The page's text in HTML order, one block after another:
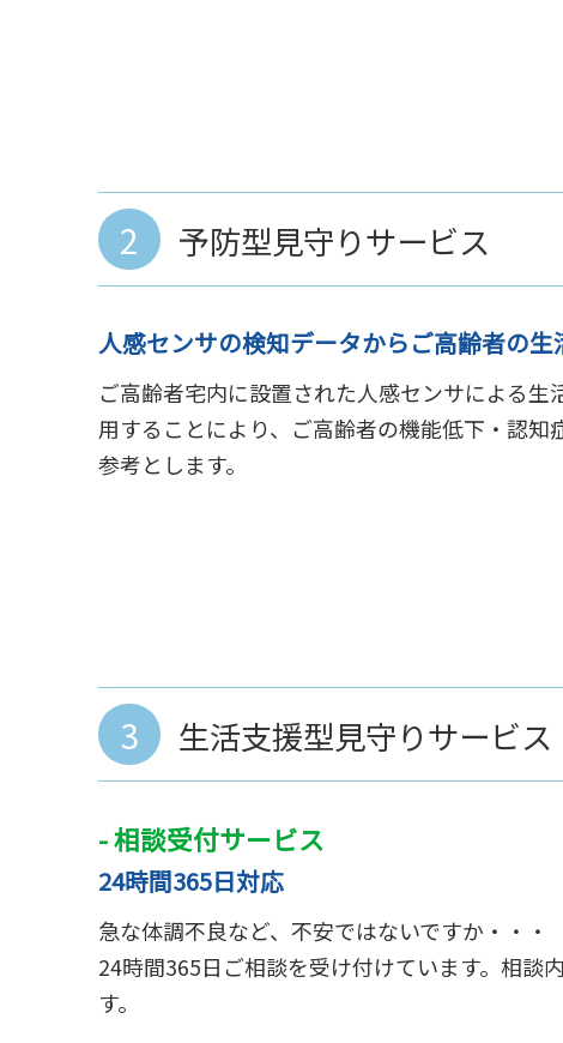
2 予防型見守りサービス
人感センサの検知データからご高齢者の
ご高齢者宅内に設置された人感センサによる
用することにより、ご高齢者の機能低下・認
参考とします。
3 生活支援型見守りサービス
- 相談受付サービス
24時間365日対応
急な体調不良など、不安ではないですか・・・
24時間365日ご相談を受け付けています。相談
す。